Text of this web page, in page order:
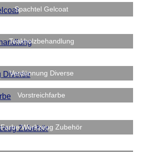
Spachtel Gelcoat
Teakholzbehandlung
Verdünnung Diverse
Vorstreichfarbe
Farbe Werkzeug Zubehör